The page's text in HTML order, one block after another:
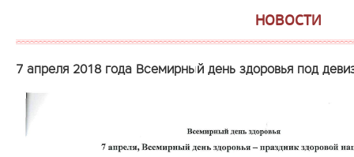
НОВОСТИ
7 апреля 2018 года Всемирный день здоровья под